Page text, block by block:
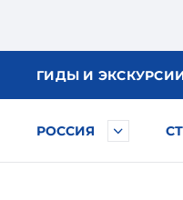
ГИДЫ И
РОССИЯ